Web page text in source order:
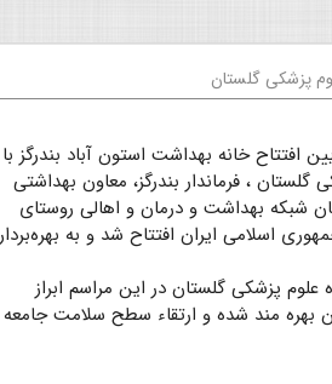
پزشکی گلستان
افتتاح خانه بهداشت استون آباد بندرگز با
، فرماندار بندرگز، معاون بهداشتی
شبکه بهداشت و درمان و اهالی روستای
اسلامی ایران افتتاح شد و به
پزشکی گلستان در این مراسم ابراز
بهره مند شده و ارتقاء سطح سلامت جامعه